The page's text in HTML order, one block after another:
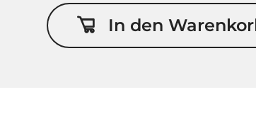
In den